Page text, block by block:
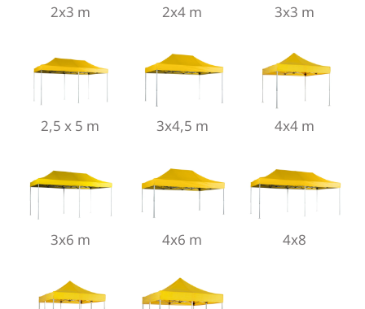
2x3 m 2x4 m 3x3 m
2,5 x 5 m 3x4,5 m 4x4 m
3x6 m 4x6 m 4x8